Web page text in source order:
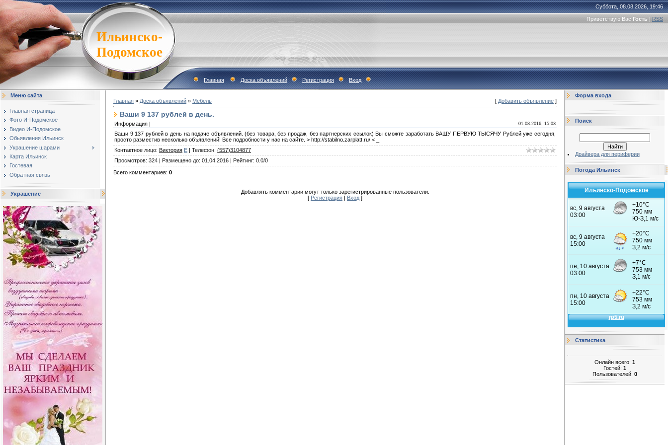
Ильинско-
Подомское
Суббота, 08.08.2026, 19:46
Приветствую Вас Гость | RSS
Главная Доска объявлений Регистрация Вход
Меню сайта
Главная страница
Фото И-Подомское
Видео И-Подомское
Обьявления Ильинск
Украшение шарами
Карта Ильинск
Гостевая
Обратная связь
Украшение
Главная » Доска объявлений » Мебель [ Добавить объявление ]
Ваши 9 137 рублей в день.
Информация | 01.03.2016, 15:03
Ваши 9 137 рублей в день на подаче объявлений. (без товара, без продаж, без партнерских ссылок) Вы сможте заработать ВАШУ ПЕРВУЮ ТЫСЯЧУ Рублей уже сегодня,
просто разместив несколько объявлений! Все подробности у нас на сайте. > http://stabilno.zarplatt.ru/ < _
Контактное лицо: Виктория E | Телефон: (557)3104877
Просмотров: 324 | Размещено до: 01.04.2016 | Рейтинг: 0.0/0
Всего комментариев: 0
Добавлять комментарии могут только зарегистрированные пользователи.
[ Регистрация | Вход ]
Форма входа
Поиск
Драйвера для периферии
Погода Ильинск
Ильинско-Подомское
Статистика
Онлайн всего: 1
Гостей: 1
Пользователей: 0